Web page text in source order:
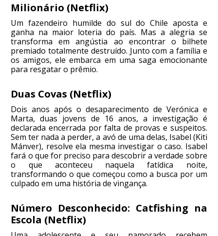
Milionário (Netflix)
Um fazendeiro humilde do sul do Chile aposta e
ganha na maior loteria do país. Mas a alegria se
transforma em angústia ao encontrar o bilhete
premiado totalmente destruído. Junto com a família e
os amigos, ele embarca em uma saga emocionante
para resgatar o prêmio.
Duas Covas (Netflix)
Dois anos após o desaparecimento de Verónica e
Marta, duas jovens de 16 anos, a investigação é
declarada encerrada por falta de provas e suspeitos.
Sem ter nada a perder, a avó de uma delas, Isabel (Kiti
Mánver), resolve ela mesma investigar o caso. Isabel
fará o que for preciso para descobrir a verdade sobre
o que aconteceu naquela fatídica noite,
transformando o que começou como a busca por um
culpado em uma história de vingança.
Número Desconhecido: Catfishing na
Escola (Netflix)